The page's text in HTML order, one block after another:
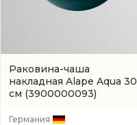
Раковина-чаша
накладная Alape Aqua 30
см (3900000093)
Германия